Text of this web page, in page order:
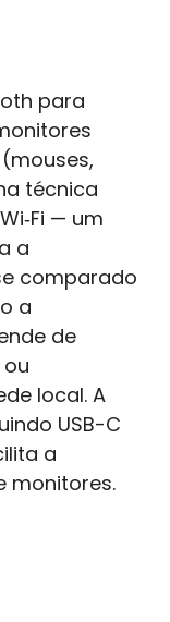
para
técnica
— um
a
comparado
a
de
local. A
USB-C
a
monitores.